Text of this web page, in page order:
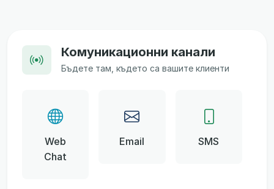
Комуникационни канали
Бъдете там, където са вашите клиенти
Web
Chat
Email SMS